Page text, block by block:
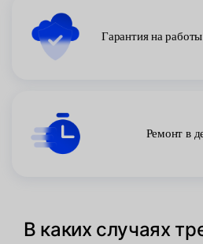
Гарантия на
Ремонт в
В каких случаях